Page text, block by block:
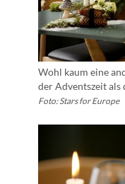
Wohl kaum eine
der Adventszeit
Foto: Stars for Europe